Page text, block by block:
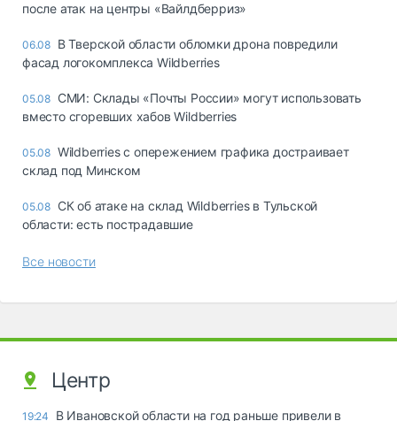
после атак на центры «Вайлдберриз»
06.08 В Тверской области обломки дрона повредили
фасад логокомплекса Wildberries
05.08 СМИ: Склады «Почты России» могут использовать
вместо сгоревших хабов Wildberries
05.08 Wildberries с опережением графика достраивает
склад под Минском
05.08 СК об атаке на склад Wildberries в Тульской
области: есть пострадавшие
Все новости
Центр
19:24
В Ивановской области на год раньше привели в